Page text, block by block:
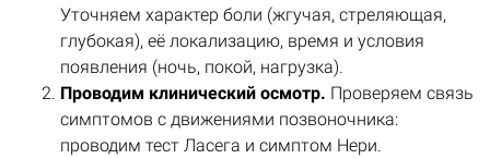
Уточняем характер боли (жгучая, стреляющая,
глубокая), её локализацию, время и условия
появления (ночь, покой, нагрузка).
Проводим клинический осмотр. Проверяем связь
симптомов с движениями позвоночника:
проводим тест Ласега и симптом Нери.